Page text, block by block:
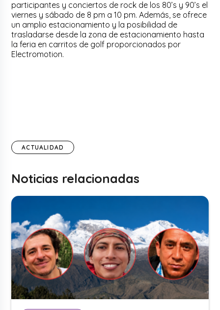
participantes y conciertos de rock de los 80’s y 90’s el
viernes y sábado de 8 pm a 10 pm. Además, se ofrece
un amplio estacionamiento y la posibilidad de
trasladarse desde la zona de estacionamiento hasta
la feria en carritos de golf proporcionados por
Electromotion.
ACTUALIDAD
Noticias relacionadas